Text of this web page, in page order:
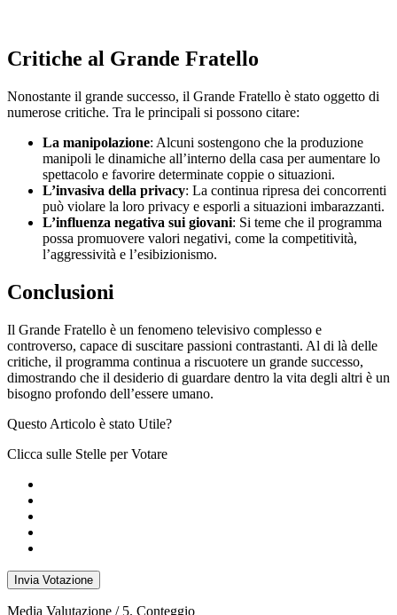
Critiche al Grande Fratello
Nonostante il grande successo, il Grande Fratello è stato oggetto di
numerose critiche. Tra le principali si possono citare:
La manipolazione: Alcuni sostengono che la produzione
manipoli le dinamiche all’interno della casa per aumentare lo
spettacolo e favorire determinate coppie o situazioni.
L’invasiva della privacy: La continua ripresa dei concorrenti
può violare la loro privacy e esporli a situazioni imbarazzanti.
L’influenza negativa sui giovani: Si teme che il programma
possa promuovere valori negativi, come la competitività,
l’aggressività e l’esibizionismo.
Conclusioni
Il Grande Fratello è un fenomeno televisivo complesso e
controverso, capace di suscitare passioni contrastanti. Al di là delle
critiche, il programma continua a riscuotere un grande successo,
dimostrando che il desiderio di guardare dentro la vita degli altri è un
bisogno profondo dell’essere umano.
Questo Articolo è stato Utile?
Clicca sulle Stelle per Votare
Invia Votazione
Media Valutazione / 5. Conteggio